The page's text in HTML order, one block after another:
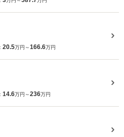
20.5万円～166.6万円
14.6万円～236万円